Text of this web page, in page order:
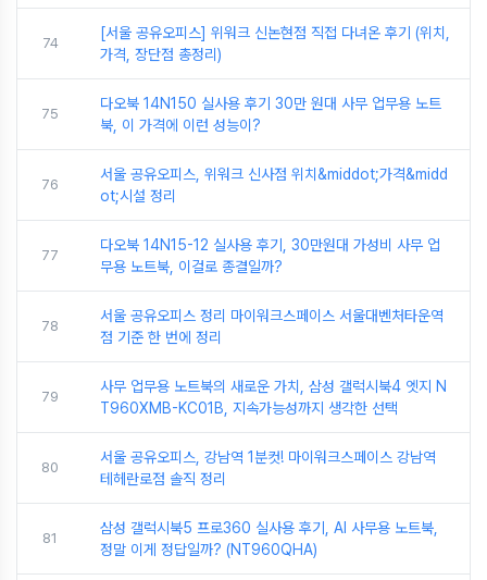
74
[서울 공유오피스] 위워크 신논현점 직접 다녀온 후기 (위치,
가격, 장단점 총정리)
75
다오북 14N150 실사용 후기 30만 원대 사무 업무용 노트
북, 이 가격에 이런 성능이?
76
서울 공유오피스, 위워크 신사점 위치&middot;가격&midd
ot;시설 정리
77
다오북 14N15-12 실사용 후기, 30만원대 가성비 사무 업
무용 노트북, 이걸로 종결일까?
78
서울 공유오피스 정리 마이워크스페이스 서울대벤처타운역
점 기준 한 번에 정리
79
사무 업무용 노트북의 새로운 가치, 삼성 갤럭시북4 엣지 N
T960XMB-KC01B, 지속가능성까지 생각한 선택
80
서울 공유오피스, 강남역 1분컷! 마이워크스페이스 강남역
테헤란로점 솔직 정리
81
삼성 갤럭시북5 프로360 실사용 후기, AI 사무용 노트북,
정말 이게 정답일까? (NT960QHA)